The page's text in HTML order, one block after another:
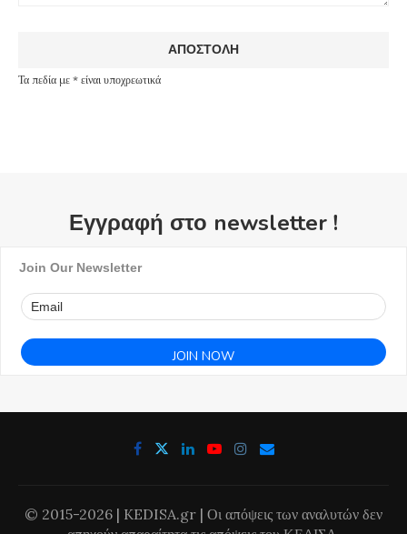
Τα πεδία με * είναι υποχρεωτικά
Εγγραφή στο newsletter !
Join Our Newsletter
© 2015-2026 | KEDISA.gr | Οι απόψεις των αναλυτών δεν